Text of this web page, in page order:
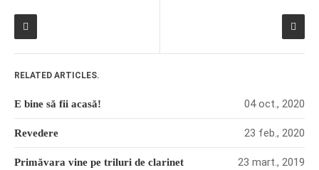
RELATED ARTICLES.
E bine să fii acasă! 04 oct., 2020
Revedere 23 feb., 2020
Primăvara vine pe triluri de clarinet 23 mart., 2019